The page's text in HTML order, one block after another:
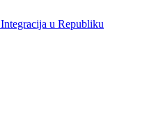
Integracija u Republiku